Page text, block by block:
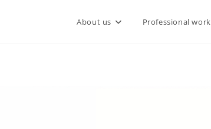
About us Professional work